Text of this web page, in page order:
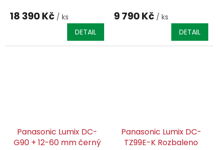
18 390 Kč / ks
DETAIL
9 790 Kč / ks
DETAIL
Panasonic Lumix DC-
G90 + 12-60 mm černý
Panasonic Lumix DC-
TZ99E-K Rozbaleno